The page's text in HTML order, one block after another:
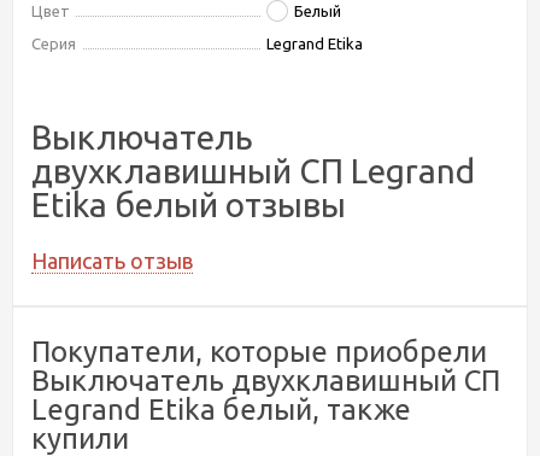
Цвет
Белый
Серия
Legrand Etika
Выключатель
двухклавишный СП Legrand
Etika белый отзывы
Написать отзыв
Покупатели, которые приобрели
Выключатель двухклавишный СП
Legrand Etika белый, также
купили